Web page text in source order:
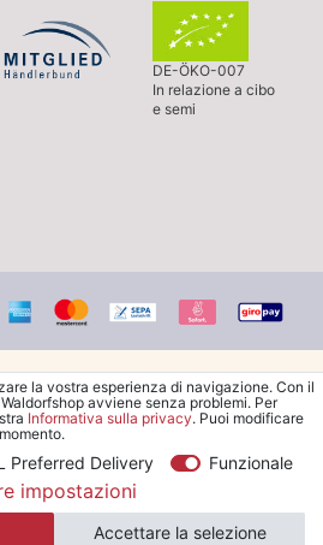
DE-ÖKO-007
In relazione a cibo
e semi
|Tutti i diritti riservati.
in Italia a partire da 99 €. Sono
le merci ingombranti.
la vostra esperienza di navigazione. Con il
avviene senza problemi. Per
Informativa sulla privacy. Puoi modificare
Preferred Delivery Funzionale
impostazioni
Accettare la selezione